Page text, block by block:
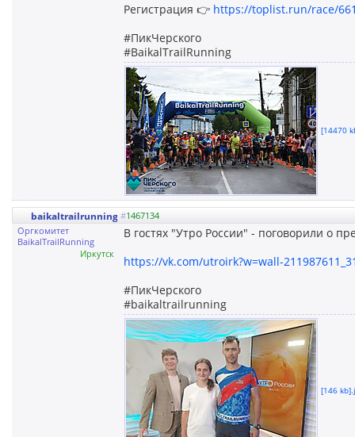
Регистрация 👉 https://toplist.run/race/
#ПикЧерского
#BaikalTrailRunning
[14470
baikaltrailrunning #1467134
Оргкомитет
BaikalTrailRunning
Иркутск
В гостях "Утро России" - поговорили о
https://vk.com/utroirk?w=wall-
#ПикЧерского
#baikaltrailrunning
[146